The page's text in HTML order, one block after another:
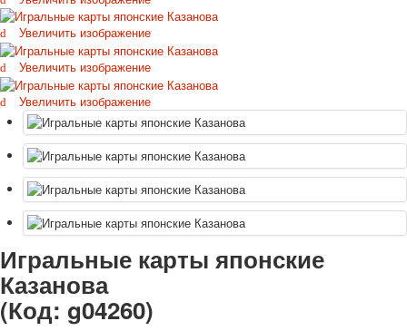
Октябрьская революция
С рождеством
Пасха
9 мая - день победы
Разные пожелания
1 сентября школа
Приглашение
Новости
Новости карточных колод
Новости открыток
О сайте
Наше видео
доставка
Избранное
Увеличить изображение
Увеличить изображение
Увеличить изображение
Игральные карты японские
Казанова
(Код: g04260)